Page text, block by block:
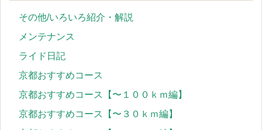
その他/いろいろ紹介・解説
メンテナンス
ライド日記
京都おすすめコース
京都おすすめコース【〜１００ｋｍ編】
京都おすすめコース【〜３０ｋｍ編】